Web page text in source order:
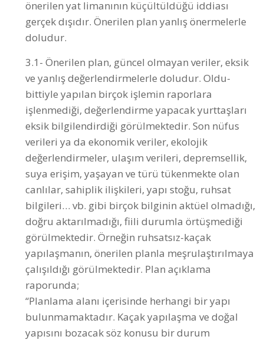
3.1- Önerilen plan, güncel olmayan veriler, eksik
ve yanlış değerlendirmelerle doludur. Oldu-
işlenmediği, değerlendirme yapacak yurttaşları
eksik bilgilendirdiği görülmektedir. Son nüfus
verileri ya da ekonomik veriler, ekolojik
değerlendirmeler, ulaşım verileri, depremsellik,
suya erişim, yaşayan ve türü tükenmekte olan
canlılar, sahiplik ilişkileri, yapı stoğu, ruhsat
bilgileri… vb. gibi birçok bilginin aktüel olmadığı,
doğru aktarılmadığı, fiili durumla örtüşmediği
görülmektedir. Örneğin ruhsatsız-kaçak
yapılaşmanın, önerilen planla meşrulaştırılmaya
çalışıldığı görülmektedir. Plan açıklama
raporunda;
“Planlama alanı içerisinde herhangi bir yapı
bulunmamaktadır. Kaçak yapılaşma ve doğal
yapısını bozacak söz konusu bir durum
içermemektedir” ifadesi kullanılmakta. Sahada
ÇED süreci tamamlanmadan inşa faaliyetlere
başlandığı gizlenmektedir. Plan açıklama